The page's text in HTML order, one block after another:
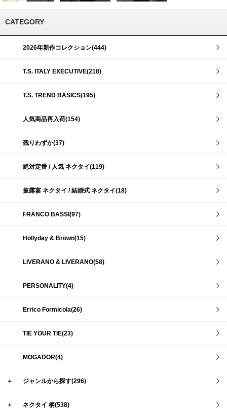
CATEGORY
2026年新作コレクション(444)
T.S. ITALY EXECUTIVE(218)
T.S. TREND BASICS(195)
人気商品再入荷(154)
残りわずか(37)
絶対定番 / 人気 ネクタイ(119)
披露宴 ネクタイ / 結婚式 ネクタイ(18)
FRANCO BASSI(97)
Hollyday & Brown(15)
LIVERANO & LIVERANO(58)
PERSONALITY(4)
Errico Formicola(26)
TIE YOUR TIE(23)
MOGADOR(4)
＋ ジャンルから探す(296)
＋ ネクタイ 柄(538)